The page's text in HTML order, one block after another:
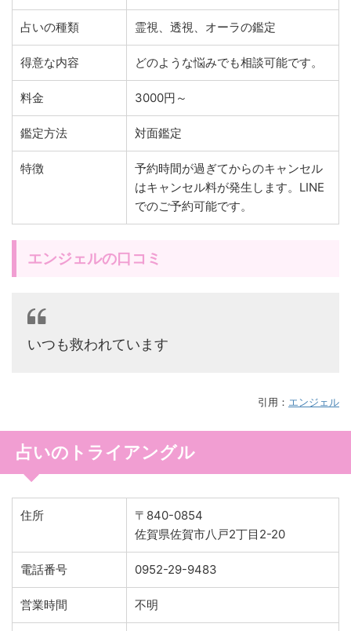
占いの種類 霊視、透視、オーラの鑑定
得意な内容 どのような悩みでも相談可能です。
料金 3000円～
鑑定方法 対面鑑定
特徴
予約時間が過ぎてからのキャンセル
はキャンセル料が発生します。LINE
でのご予約可能です。
エンジェルの口コミ
いつも救われています
引用： エンジェル
占いのトライアングル
住所
〒840-0854
佐賀県佐賀市八戸2丁目2-20
電話番号 0952-29-9483
営業時間 不明